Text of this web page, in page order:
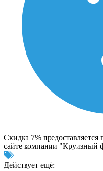
Скидка 7%
сайте компании "Круизный
Действует ещё: